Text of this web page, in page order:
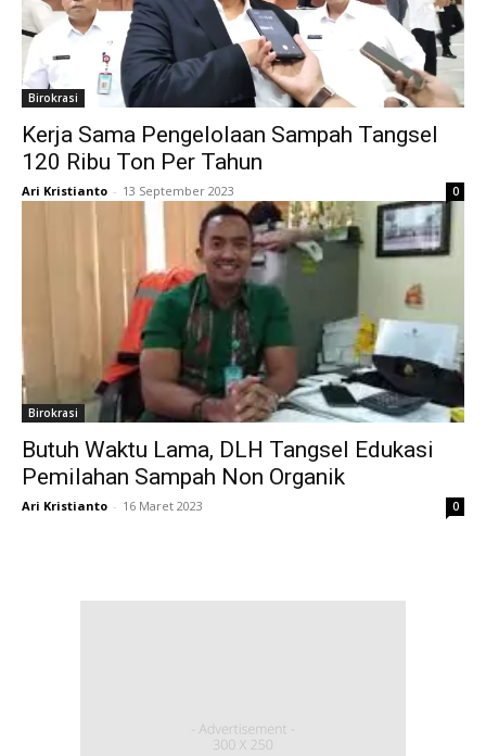
Birokrasi
Kerja Sama Pengelolaan Sampah Tangsel
120 Ribu Ton Per Tahun
Ari Kristianto - 13 September 2023 0
Birokrasi
Butuh Waktu Lama, DLH Tangsel Edukasi
Pemilahan Sampah Non Organik
Ari Kristianto - 16 Maret 2023 0